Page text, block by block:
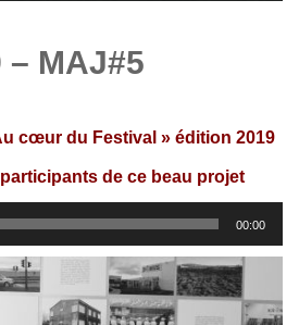
– MAJ#5
cœur du Festival » édition 2019
de ce beau projet
Lecteur
audio
00:00